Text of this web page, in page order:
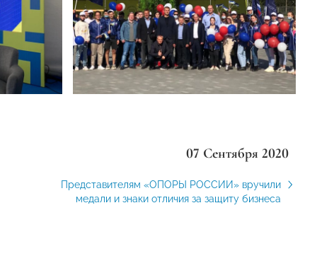
07 Сентября 2020
Представителям «ОПОРЫ РОССИИ» вручили
медали и знаки отличия за защиту бизнеса